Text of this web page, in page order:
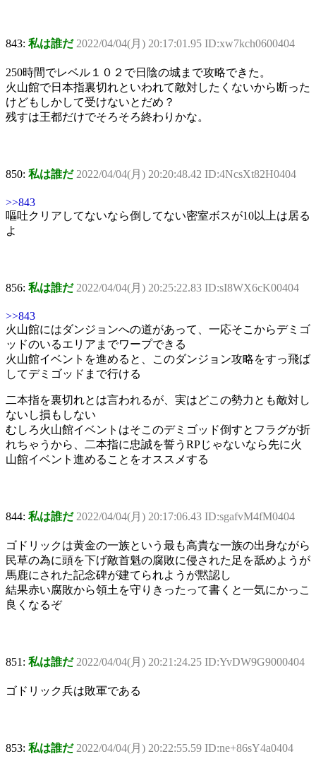
843: 私は誰だ 2022/04/04(月) 20:17:01.95 ID:xw7kch0600404
250時間でレベル１０２で日陰の城まで攻略できた。
火山館で日本指裏切れといわれて敵対したくないから断った
けどもしかして受けないとだめ？
残すは王都だけでそろそろ終わりかな。
850: 私は誰だ 2022/04/04(月) 20:20:48.42 ID:4NcsXt82H0404
>>843
嘔吐クリアしてないなら倒してない密室ボスが10以上は居る
よ
856: 私は誰だ 2022/04/04(月) 20:25:22.83 ID:sI8WX6cK00404
>>843
火山館にはダンジョンへの道があって、一応そこからデミゴ
ッドのいるエリアまでワープできる
火山館イベントを進めると、このダンジョン攻略をすっ飛ば
してデミゴッドまで行ける
二本指を裏切れとは言われるが、実はどこの勢力とも敵対し
ないし損もしない
むしろ火山館イベントはそこのデミゴッド倒すとフラグが折
れちゃうから、二本指に忠誠を誓うRPじゃないなら先に火
山館イベント進めることをオススメする
844: 私は誰だ 2022/04/04(月) 20:17:06.43 ID:sgafvM4fM0404
ゴドリックは黄金の一族という最も高貴な一族の出身ながら
民草の為に頭を下げ敵首魁の腐敗に侵された足を舐めようが
馬鹿にされた記念碑が建てられようが黙認し
結果赤い腐敗から領土を守りきったって書くと一気にかっこ
良くなるぞ
851: 私は誰だ 2022/04/04(月) 20:21:24.25 ID:YvDW9G9000404
ゴドリック兵は敗軍である
853: 私は誰だ 2022/04/04(月) 20:22:55.59 ID:ne+86sY4a0404